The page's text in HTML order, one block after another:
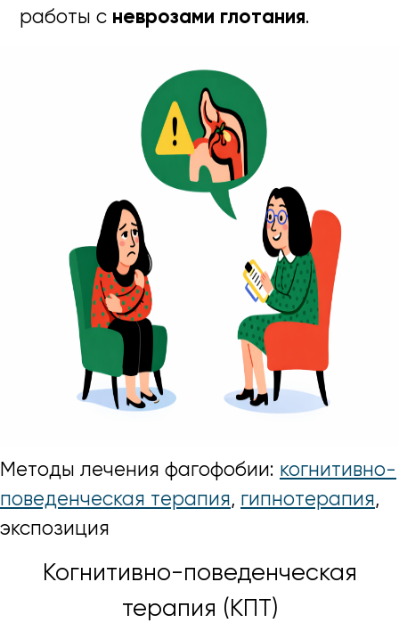
работы с неврозами глотания.
Методы лечения фагофобии: когнитивно-
поведенческая терапия, гипнотерапия,
экспозиция
Когнитивно-поведенческая
терапия (КПТ)